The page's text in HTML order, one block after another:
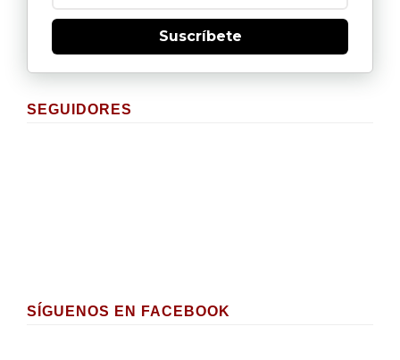
Suscríbete
SEGUIDORES
SÍGUENOS EN FACEBOOK